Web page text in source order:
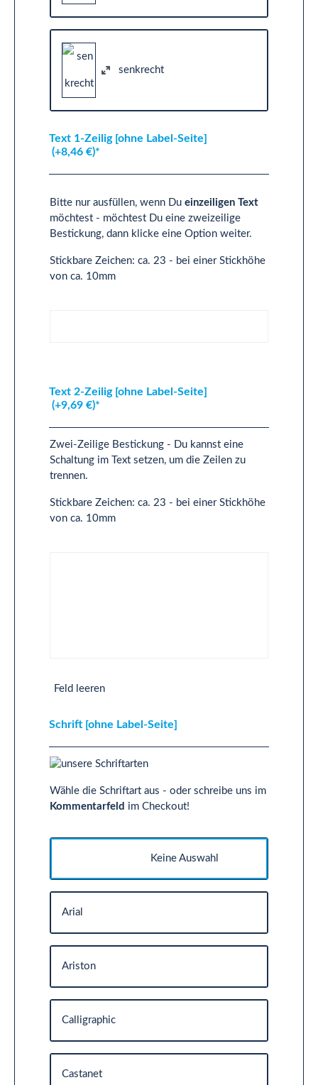
senkrecht
Text 1-Zeilig [ohne Label-Seite]
(+8,46 €)*
Bitte nur ausfüllen, wenn Du einzeiligen Text
möchtest - möchtest Du eine zweizeilige
Bestickung, dann klicke eine Option weiter.
Stickbare Zeichen: ca. 23 - bei einer Stickhöhe
von ca. 10mm
Text 2-Zeilig [ohne Label-Seite]
(+9,69 €)*
Zwei-Zeilige Bestickung - Du kannst eine
Schaltung im Text setzen, um die Zeilen zu
trennen.
Stickbare Zeichen: ca. 23 - bei einer Stickhöhe
von ca. 10mm
Feld leeren
Schrift [ohne Label-Seite]
Wähle die Schriftart aus - oder schreibe uns im
Kommentarfeld im Checkout!
Keine Auswahl
Arial
Ariston
Calligraphic
Castanet